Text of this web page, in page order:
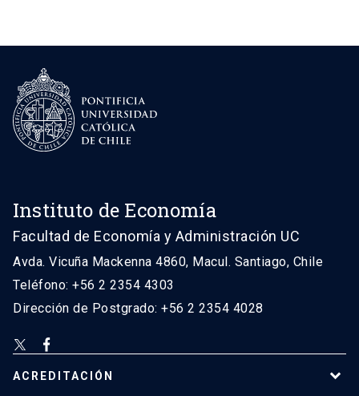
Instituto de Economía
Facultad de Economía y Administración UC
Avda. Vicuña Mackenna 4860, Macul. Santiago, Chile
Teléfono: +56 2 2354 4303
Dirección de Postgrado: +56 2 2354 4028
ACREDITACIÓN